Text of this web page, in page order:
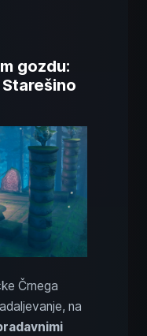
gozdu:
Črnega
na